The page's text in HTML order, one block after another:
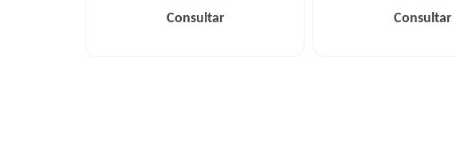
Consultar Consultar